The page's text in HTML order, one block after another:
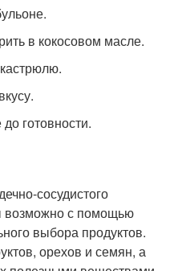
в кокосовом масле.
готовности.
сосудистого
возможно с помощью
выбора продуктов.
орехов и семян, а